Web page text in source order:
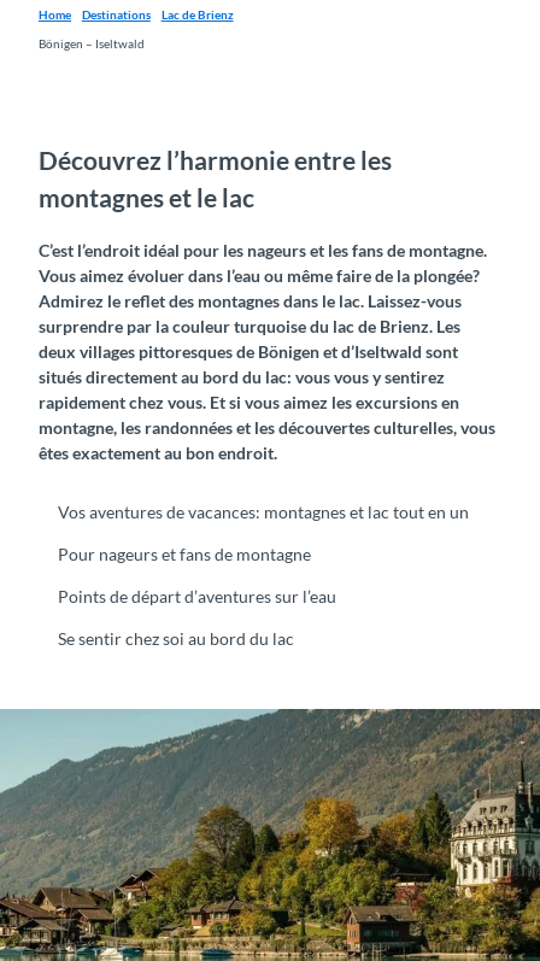
Home Destinations
Lac de Brienz
Bönigen – Iseltwald
Découvrez l’harmonie entre les
montagnes et le lac
C’est l’endroit idéal pour les nageurs et les fans de montagne.
Vous aimez évoluer dans l’eau ou même faire de la plongée?
Admirez le reflet des montagnes dans le lac. Laissez-vous
surprendre par la couleur turquoise du lac de Brienz. Les
deux villages pittoresques de Bönigen et d’Iseltwald sont
situés directement au bord du lac: vous vous y sentirez
rapidement chez vous. Et si vous aimez les excursions en
montagne, les randonnées et les découvertes culturelles, vous
êtes exactement au bon endroit.
Vos aventures de vacances: montagnes et lac tout en un
Pour nageurs et fans de montagne
Points de départ d’aventures sur l’eau
Se sentir chez soi au bord du lac